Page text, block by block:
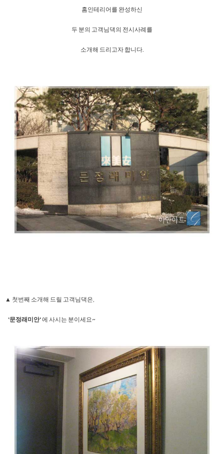
홈인테리어를 완성하신
두 분의 고객님댁의 전시사례를
소개해 드리고자 합니다.
▲ 첫번째 소개해 드릴 고객님댁은,
'문정래미안'에 사시는 분이세요~